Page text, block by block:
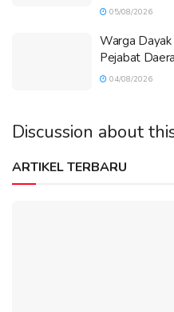
05/08/2026
Warga
Pejabat
04/08/2026
Discussion about
ARTIKEL TERBARU